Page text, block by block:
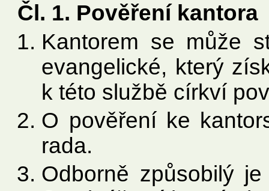
Čl. 1. Pověření kantora
Kantorem se může
evangelické, který
k této službě církví
O pověření ke
rada.
Odborně způsobilý